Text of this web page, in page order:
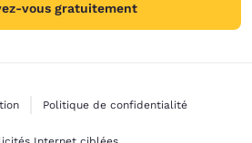
vous gratuitement
Politique de confidentialité